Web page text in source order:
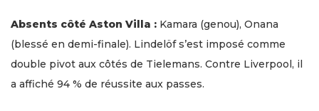
Absents côté Aston Villa : Kamara (genou), Onana
(blessé en demi-finale). Lindelöf s’est imposé comme
double pivot aux côtés de Tielemans. Contre Liverpool, il
a affiché 94 % de réussite aux passes.